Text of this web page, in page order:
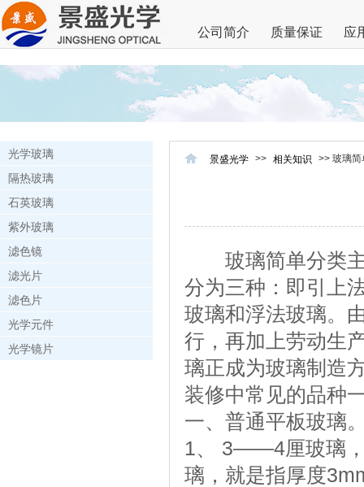
公司简介 质量保证 应
光学玻璃
隔热玻璃
石英玻璃
紫外玻璃
滤色镜
滤光片
滤色片
光学元件
光学镜片
景盛光学 >> 相关知识 >> 玻璃简
玻璃简单分类主
分为三种：即引上
玻璃和浮法玻璃。
行，再加上劳动生
璃正成为玻璃制造
装修中常见的品种
一、普通平板玻璃
1、 3——4厘玻璃，
璃，就是指厚度